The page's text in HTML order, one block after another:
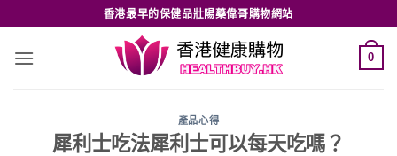
to
content
香港最早的保健品壯陽藥偉哥購物網站
0
產品心得
犀利士吃法犀利士可以每天吃嗎？